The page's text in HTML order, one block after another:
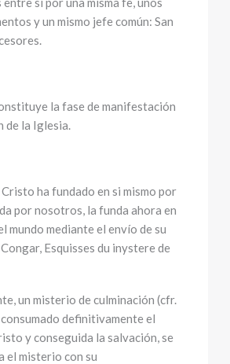
y un mismo jefe común: San
la fase de manifestación
de la Iglesia.
ha fundado en si mismo por
por nosotros, la funda ahora en
mundo mediante el envío de su
Esquisses du inystere de
un misterio de culminación (cfr.
definitivamente el
y conseguida la salvación, se
el misterio con su